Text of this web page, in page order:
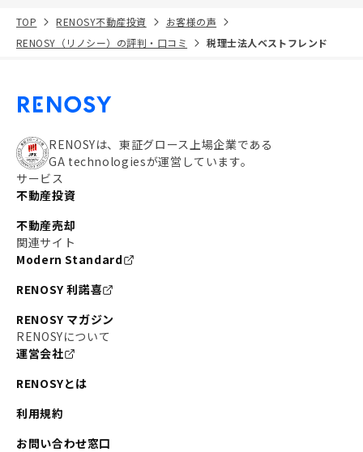
TOP RENOSY不動産投資
お客様の声
RENOSY（リノシー）の評判・口コミ
税理士法人ベストフレンド
RENOSYは、東証グロース上場企業である
GA technologiesが運営しています。
サービス
不動産投資
不動産売却
関連サイト
Modern Standard
RENOSY 利諾喜
RENOSY マガジン
RENOSYについて
運営会社
RENOSYとは
利用規約
お問い合わせ窓口